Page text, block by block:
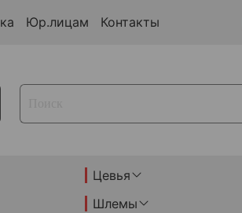
Юр.лицам Контакты
Цевья
Шлемы